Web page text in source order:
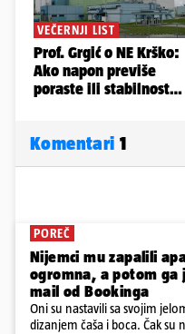
Komentari 1
POREČ
Nijemci mu zapalili
ogromna, a potom ga
mail od Bookinga
Oni su nastavili sa svojim
dizanjem čaša i boca. Čak su